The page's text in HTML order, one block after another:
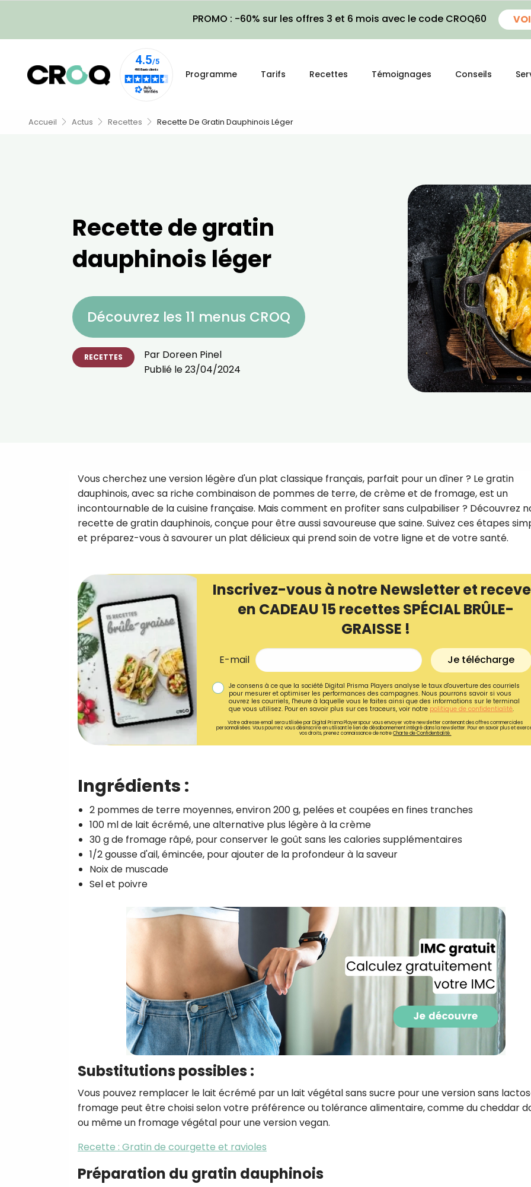
PROMO : -60% sur les offres 3 et 6 mois avec le code CROQ60
Programme Tarifs Recettes Témoignages Conseils
Accueil Actus Recettes Recette De Gratin Dauphinois Léger
Recette de gratin
dauphinois léger
Découvrez les 11 menus CROQ
RECETTES Par Doreen Pinel
Publié le23/04/2024
Vous cherchez une version légère d'un plat classique français, parfait pour un dîner ? Le gratin
dauphinois, avec sa riche combinaison de pommes de terre, de crème et de fromage, est un
incontournable de la cuisine française. Mais comment en profiter sans culpabiliser ? Découvrez
recette de gratin dauphinois, conçue pour être aussi savoureuse que saine. Suivez ces étapes
et préparez-vous à savourer un plat délicieux qui prend soin de votre ligne et de votre santé.
Inscrivez-vous à notre Newsletter et
en CADEAU 15 recettes SPÉCIAL BRÛLE-
GRAISSE !
E-mail Je télécharge
Je consens à ce que la société Digital Prisma Players analyse le taux d'ouverture des courriels
pour mesurer et optimiser les performances des campagnes. Nous pourrons savoir si vous
ouvrez les courriels, l'heure à laquelle vous le faites ainsi que des informations sur le terminal
que vous utilisez. Pour en savoir plus sur ces traceurs, voir notre politique de confidentialité.
Votre adresse email sera utilisée par Digital Prisma Playerspour vous envoyer votre newsletter contenant des offres commerciales
personnalisées. Vous pourrez vous désinscrire en utilisant le lien de désabonnement intégré dans la newsletter. Pour en savoir plus et
vos droits, prenez connaissance de notreCharte de Confidentialité.
Ingrédients :
2 pommes de terre moyennes, environ 200 g, pelées et coupées en fines tranches
100 ml de lait écrémé, une alternative plus légère à la crème
30 g de fromage râpé, pour conserver le goût sans les calories supplémentaires
1/2 gousse d'ail,émincée, pour ajouter de la profondeur à la saveur
Noix de muscade
Sel et poivre
Substitutions possibles :
Vous pouvez remplacer le lait écrémé par un lait végétal sans sucre pour une version sans
fromage peut être choisi selon votre préférence ou tolérance alimentaire, comme du cheddar
ou même un fromage végétal pour une version vegan.
Recette : Gratin de courgette et ravioles
Préparation du gratin dauphinois
Recevez
recettes inédites de
Ainsi que la newsletter